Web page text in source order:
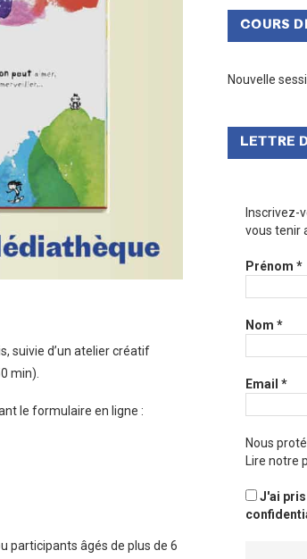
suivie d’un atelier créatif
min).
le formulaire en ligne :
participants âgés de plus de 6
COURS
Nouvelle
LETTRE
Inscrivez-
vous tenir
Prénom *
Nom *
Email *
Nous
Lire notre
J'ai